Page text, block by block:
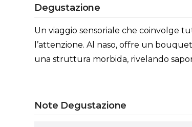
Degustazione
Un viaggio sensoriale che coinvolge
l’attenzione. Al naso, offre un
una struttura morbida, rivelando
Note Degustazione